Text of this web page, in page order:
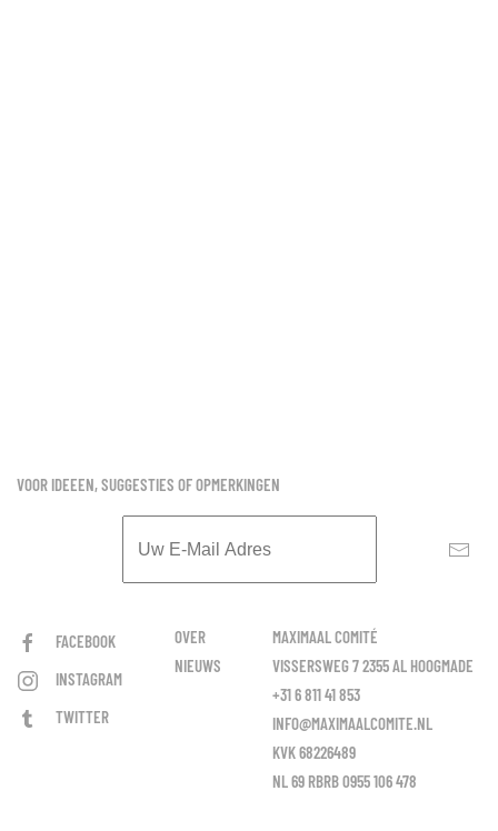
VOOR IDEEEN, SUGGESTIES OF OPMERKINGEN
FACEBOOK
INSTAGRAM
TWITTER
OVER
NIEUWS
MAXIMAAL COMITÉ
VISSERSWEG 7 2355 AL HOOGMADE
+31 6 811 41 853
INFO@MAXIMAALCOMITE.NL
KVK 68226489
NL 69 RBRB 0955 106 478